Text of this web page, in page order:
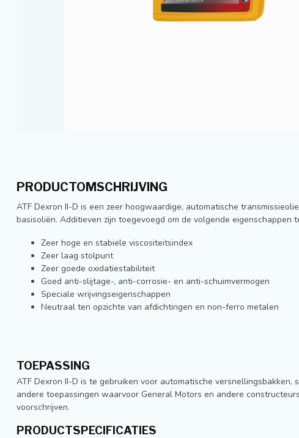
PRODUCTOMSCHRIJVING
ATF Dexron II-D is een zeer hoogwaardige, automatische
basisoliën. Additieven zijn toegevoegd om de volgende eigenschappen
Zeer hoge en stabiele viscositeitsindex
Zeer laag stolpunt
Zeer goede oxidatiestabiliteit
Goed anti-slijtage-, anti-corrosie- en anti-schuimvermogen
Speciale wrijvingseigenschappen
Neutraal ten opzichte van afdichtingen en non-ferro metalen
TOEPASSING
ATF Dexron II-D is te gebruiken voor automatische versnellingsbakken,
andere toepassingen waarvoor General Motors en andere
voorschrijven.
PRODUCTSPECIFICATIES